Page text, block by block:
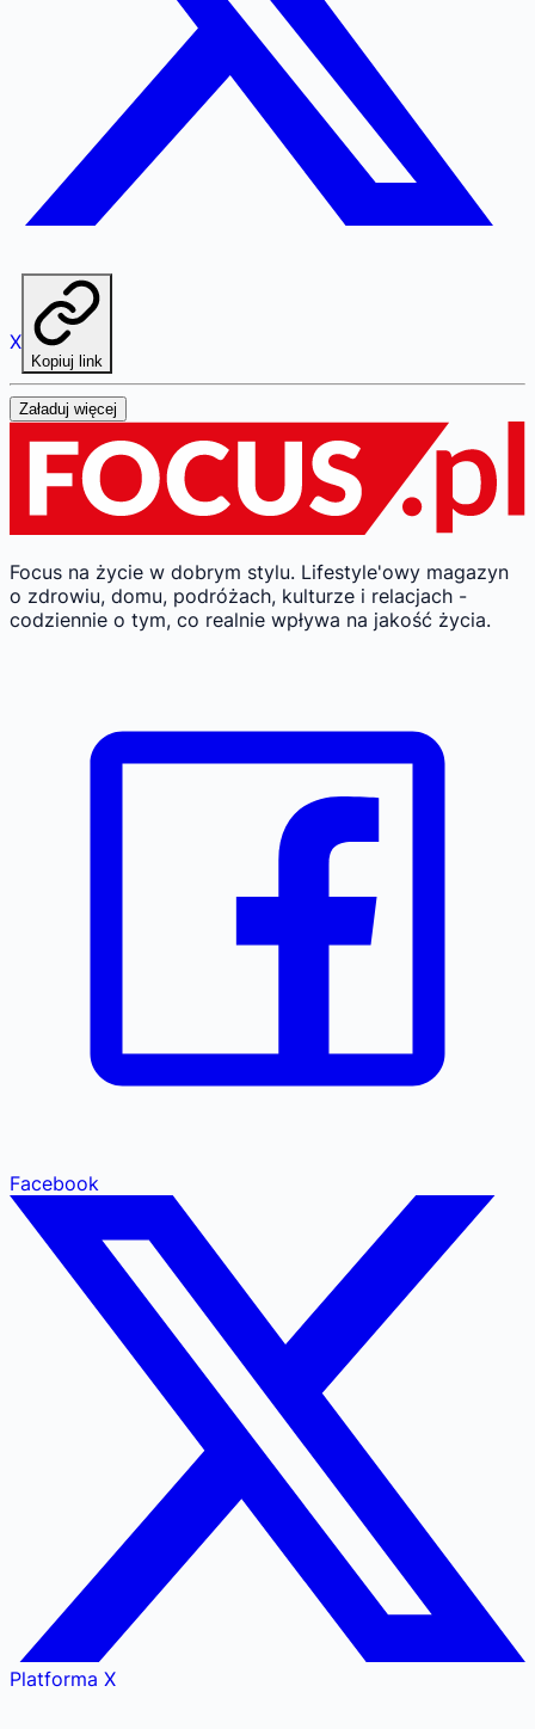
X
Kopiuj link
Załaduj więcej
Focus na życie w dobrym stylu. Lifestyle'owy magazyn
o zdrowiu, domu, podróżach, kulturze i relacjach -
codziennie o tym, co realnie wpływa na jakość życia.
Facebook
Platforma X